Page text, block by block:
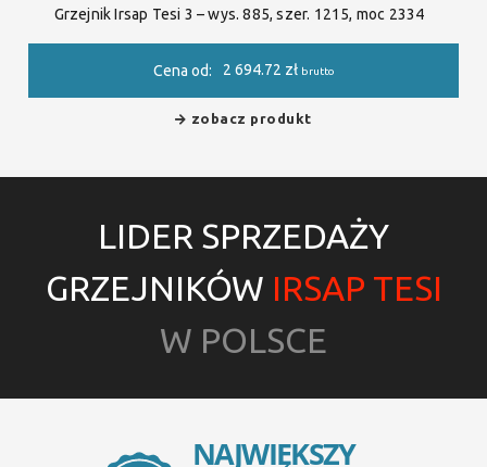
Grzejnik Irsap Tesi 3 – wys. 885, szer. 1215, moc 2334
Cena od: 2 694.72 zł brutto
zobacz produkt
LIDER SPRZEDAŻY
GRZEJNIKÓW IRSAP TESI
W POLSCE